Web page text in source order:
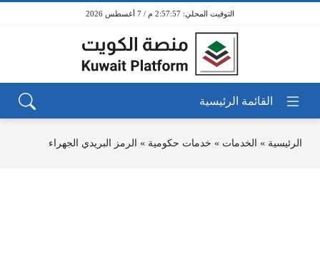
2:57:57 م / 7 أغسطس 2026
الرئيسية » الخدمات » خدمات حكومية » الرمز البريدي الجهراء